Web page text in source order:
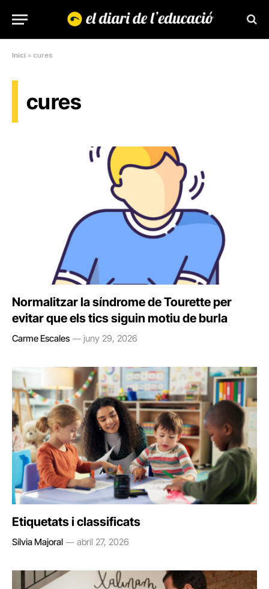
Inici » cures
cures
Normalitzar la síndrome de Tourette per
evitar que els tics siguin motiu de burla
Carme Escales juny 29, 2026
Etiquetats i classificats
Sílvia Majoral abril 27, 2026